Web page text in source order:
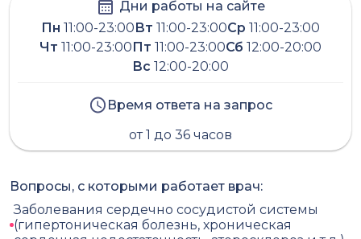
Дни работы на сайте
Пн 11:00-23:00Вт 11:00-23:00Ср 11:00-23:00
Чт 11:00-23:00Пт 11:00-23:00Сб 12:00-20:00
Вс 12:00-20:00
Время ответа на запрос
от 1 до 36 часов
Вопросы, с которыми работает врач:
Заболевания сердечно сосудистой системы
(гипертоническая болезнь, хроническая